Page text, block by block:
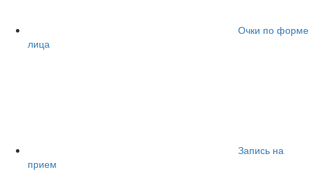
Очки по форме
лица
Запись на
прием